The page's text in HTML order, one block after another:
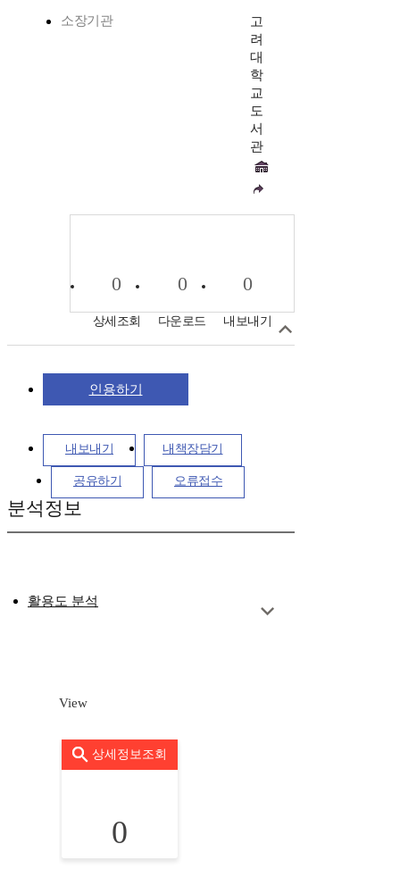
소장기관
고
려
대
학
교
도
서
관
0
상세조회
0
다운로드
0
내보내기
인용하기
내보내기 내책장담기
공유하기 오류접수
분석정보
활용도 분석
View
상세정보조회
0